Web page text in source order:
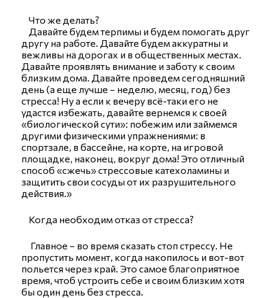
Что же делать?
Давайте будем терпимы и будем помогать друг
другу на работе. Давайте будем аккуратны и
вежливы на дорогах и в общественных местах.
Давайте проявлять внимание и заботу к своим
близким дома. Давайте проведем сегодняшний
день (а еще лучше – неделю, месяц, год) без
стресса! Ну а если к вечеру всё-таки его не
удастся избежать, давайте вернемся к своей
«биологической сути»: побежим или займемся
другими физическими упражнениями: в
спортзале, в бассейне, на корте, на игровой
площадке, наконец, вокруг дома! Это отличный
способ «сжечь» стрессовые катехоламины и
защитить свои сосуды от их разрушительного
действия.»
Когда необходим отказ от стресса?
Главное – во время сказать стоп стрессу. Не
пропустить момент, когда накопилось и вот-вот
польется через край. Это самое благоприятное
время, чтоб устроить себе и своим близким хотя
бы один день без стресса.